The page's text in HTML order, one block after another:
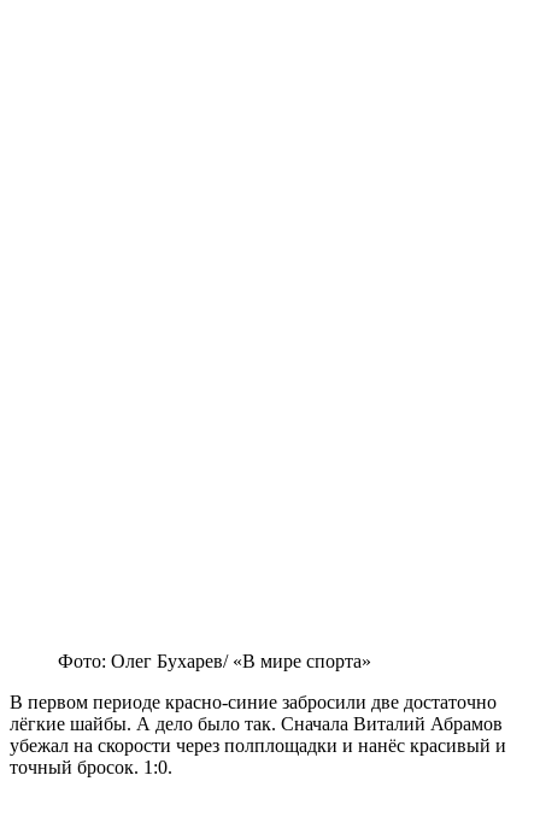
Фото: Олег Бухарев/ «В мире спорта»
В первом периоде красно-синие забросили две достаточно
лёгкие шайбы. А дело было так. Сначала Виталий Абрамов
убежал на скорости через полплощадки и нанёс красивый и
точный бросок. 1:0.